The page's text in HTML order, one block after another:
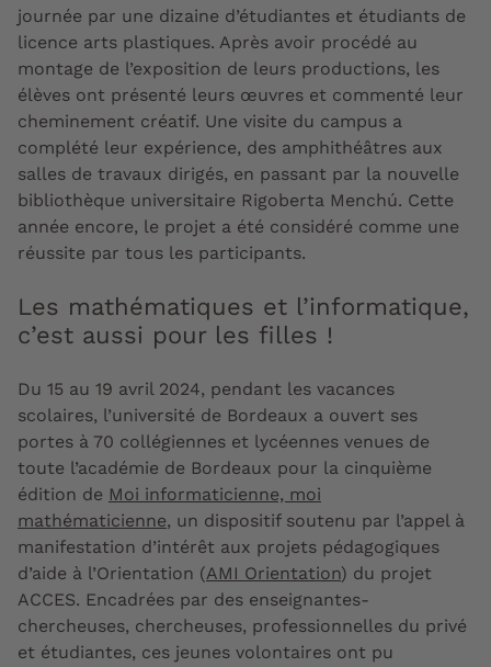
journée par une dizaine d’étudiantes et étudiants de
licence arts plastiques. Après avoir procédé au
montage de l’exposition de leurs productions, les
élèves ont présenté leurs œuvres et commenté leur
cheminement créatif. Une visite du campus a
complété leur expérience, des amphithéâtres aux
salles de travaux dirigés, en passant par la nouvelle
bibliothèque universitaire Rigoberta Menchú. Cette
année encore, le projet a été considéré comme une
réussite par tous les participants.
Les mathématiques et l’informatique,
c’est aussi pour les filles !
Du 15 au 19 avril 2024, pendant les vacances
scolaires, l’université de Bordeaux a ouvert ses
portes à 70 collégiennes et lycéennes venues de
toute l’académie de Bordeaux pour la cinquième
édition de Moi informaticienne, moi
mathématicienne, un dispositif soutenu par l’appel à
manifestation d’intérêt aux projets pédagogiques
d’aide à l’Orientation (AMI Orientation) du projet
ACCES. Encadrées par des enseignantes-
chercheuses, chercheuses, professionnelles du privé
et étudiantes, ces jeunes volontaires ont pu